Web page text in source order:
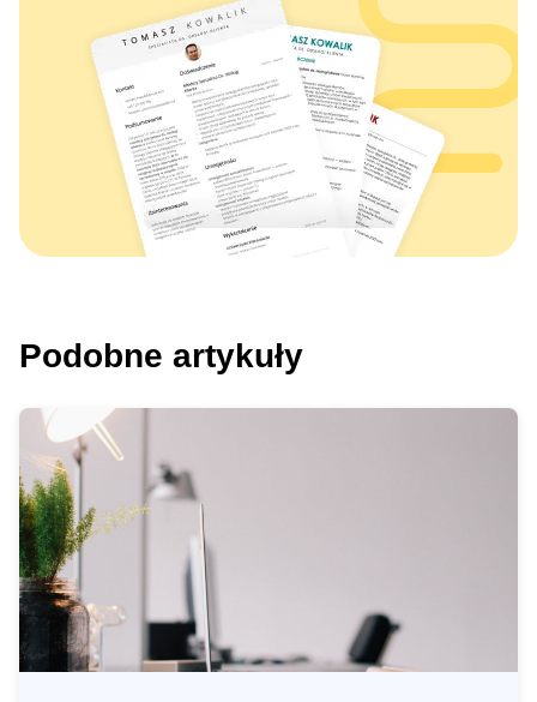
Podobne artykuły